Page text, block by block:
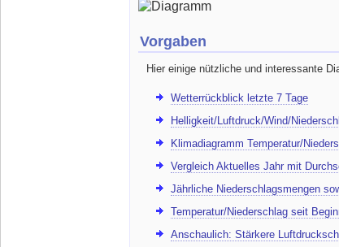
Vorgaben
Hier einige nützliche und interessante
Wetterrückblick letzte 7 Tage
Helligkeit/Luftdruck/Wind/
Klimadiagramm Temperatur/
Vergleich Aktuelles Jahr mit
Jährliche Niederschlagsmengen
Temperatur/Niederschlag seit
Anschaulich: Stärkere